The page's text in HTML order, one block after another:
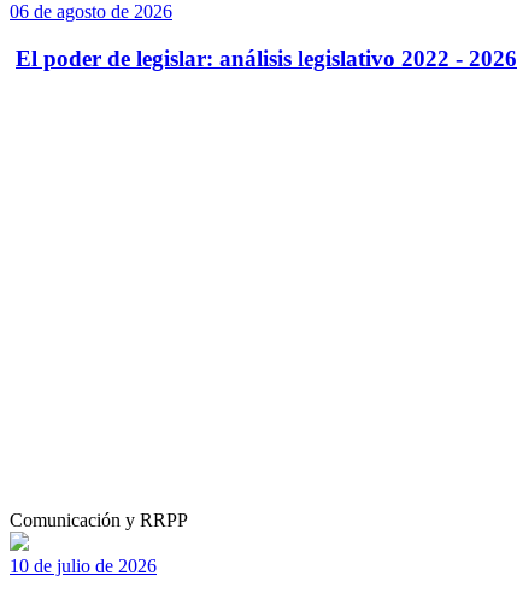
06 de agosto de 2026
El poder de legislar: análisis legislativo 2022 - 2026
Comunicación y RRPP
10 de julio de 2026